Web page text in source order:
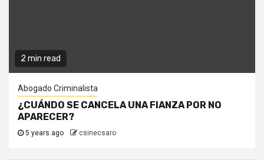
2 min read
Abogado Criminalista
¿CUÁNDO SE CANCELA UNA FIANZA POR NO
APARECER?
5 years ago csinecsaro